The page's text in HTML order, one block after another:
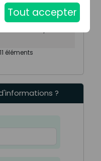
1 000 000
€/an
éléments
?